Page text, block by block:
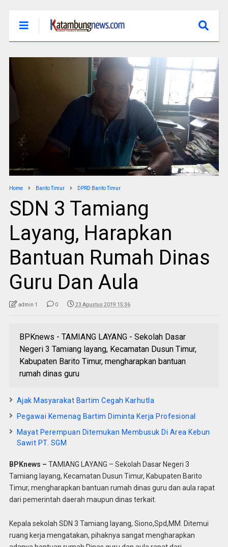
Home Barito Timur DPRD Barito Timur
SDN 3 Tamiang
Layang, Harapkan
Bantuan Rumah Dinas
Guru Dan Aula
admin 1 0 23 Agustus 2019 15:36
BPKnews - TAMIANG LAYANG - Sekolah Dasar
Negeri 3 Tamiang layang, Kecamatan Dusun Timur,
Kabupaten Barito Timur, mengharapkan bantuan
rumah dinas guru
Ajak Masyarakat Bartim Cegah Karhutla
Pegawai Kemenag Bartim Diminta Kerja Profesional
Mayat Perempuan Ditemukan Membusuk Di Area Kebun
Sawit PT. SGM
BPKnews – TAMIANG LAYANG – Sekolah Dasar Negeri 3
Tamiang layang, Kecamatan Dusun Timur, Kabupaten Barito
Timur, mengharapkan bantuan rumah dinas guru dan aula rapat
dari pemerintah daerah maupun dinas terkait.
Kepala sekolah SDN 3 Tamiang layang, Siono,Spd,MM. Ditemui
ruang kerja mengatakan, pihaknya sangat mengharapkan